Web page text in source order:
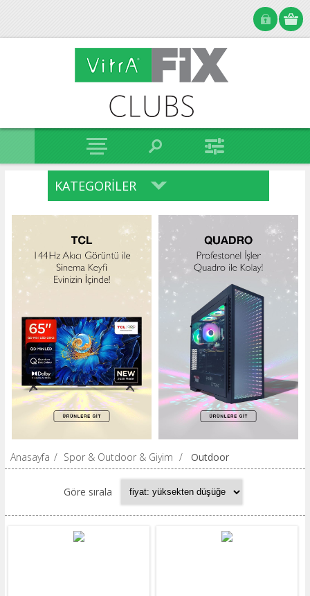
KATEGORILER
Anasayfa / Spor & Outdoor & Giyim / Outdoor
Göre sırala